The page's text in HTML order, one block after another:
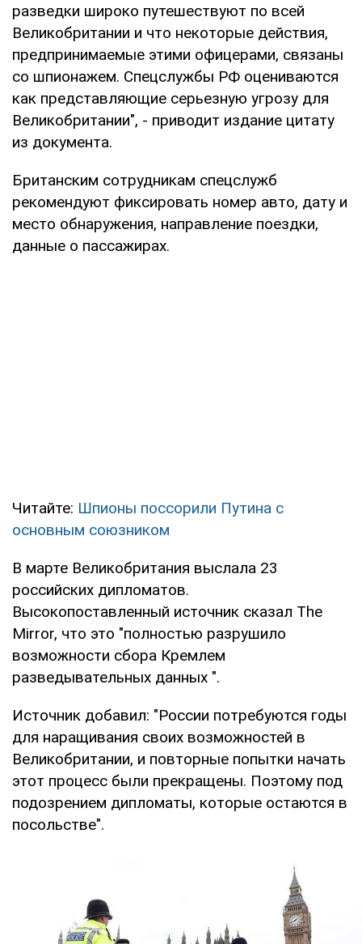
разведки широко путешествуют по всей
Великобритании и что некоторые действия,
предпринимаемые этими офицерами, связаны
со шпионажем. Спецслужбы РФ оцениваются
как представляющие серьезную угрозу для
Великобритании", - приводит издание цитату
из документа.
Британским сотрудникам спецслужб
рекомендуют фиксировать номер авто, дату и
место обнаружения, направление поездки,
данные о пассажирах.
Читайте: Шпионы поссорили Путина с
основным союзником
В марте Великобритания выслала 23
российских дипломатов.
Высокопоставленный источник сказал The
Mirror, что это "полностью разрушило
возможности сбора Кремлем
разведывательных данных ".
Источник добавил: "России потребуются годы
для наращивания своих возможностей в
Великобритании, и повторные попытки начать
этот процесс были прекращены. Поэтому под
подозрением дипломаты, которые остаются в
посольстве".